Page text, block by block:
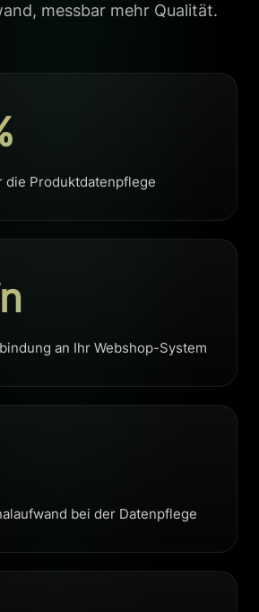
messbar mehr Qualität.
die Produktdatenpflege
an Ihr Webshop-System
bei der Datenpflege